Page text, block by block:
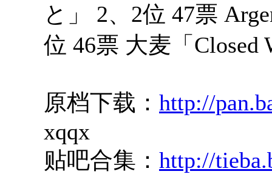
と」 2、2位 47票
位 46票 大麦「Closed
原档下载： http://
xqqx
贴吧合集： http://